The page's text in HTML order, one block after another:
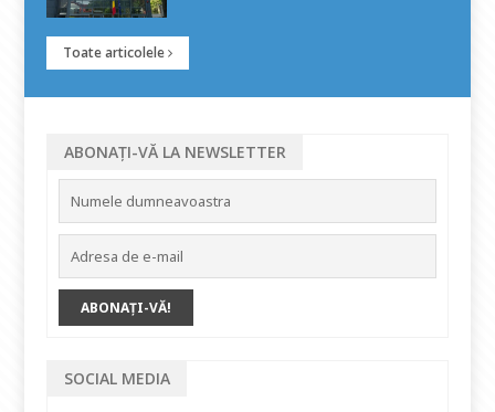
Toate articolele
ABONAȚI-VĂ LA NEWSLETTER
SOCIAL MEDIA